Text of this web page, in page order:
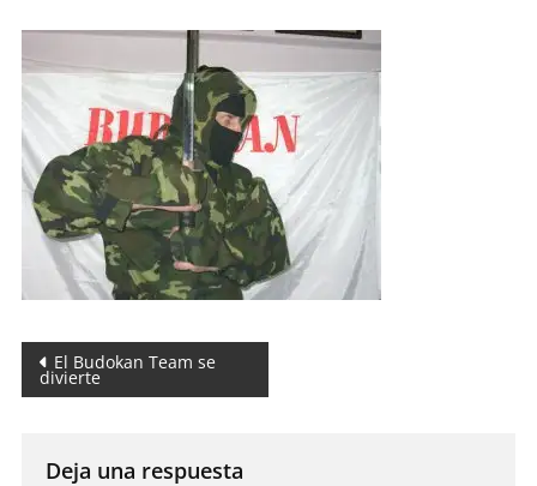
Navegación
de
entradas
El Budokan Team se
divierte
Deja una respuesta